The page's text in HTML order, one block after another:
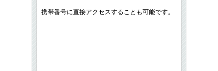
携帯番号に直接アクセスすることも可能です。